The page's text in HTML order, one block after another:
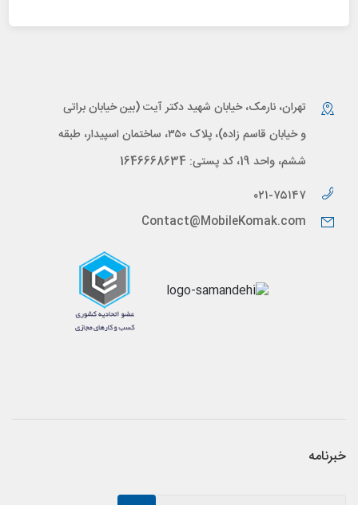
تهران، نارمک، خیابان شهید دکتر آیت (بین خیابان براتی
و خیابان قاسم زاده)، پلاک ۳۵۰، ساختمان اسپیدار، طبقه
ششم، واحد 19، کد پستی: 1646668634
۰۲۱-۷۵۱۴۷
Contact@MobileKomak.com
خبرنامه